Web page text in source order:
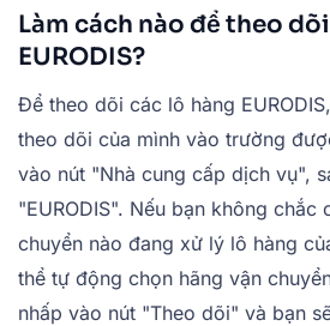
Làm cách nào để theo
EURODIS?
Để theo dõi các lô hàng
theo dõi của mình vào trường
vào nút "Nhà cung cấp dịch vụ",
"EURODIS". Nếu bạn không chắc
chuyển nào đang xử lý lô hàng
thể tự động chọn hãng vận
nhấp vào nút "Theo dõi" và bạn